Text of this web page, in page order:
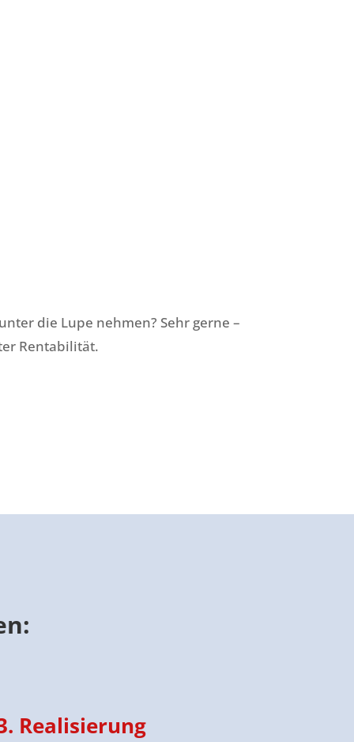
die Lupe nehmen? Sehr gerne –
Rentabilität.
Realisierung